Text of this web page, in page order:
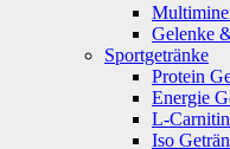
Gelenke
Sportgetränke
Protein
Energie
L-
Iso